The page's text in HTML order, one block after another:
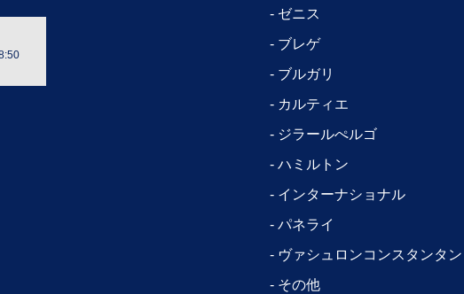
ゼニス
ブレゲ
ブルガリ
カルティエ
ジラールぺルゴ
ハミルトン
インターナショナル
パネライ
ヴァシュロンコンスタンタン
その他